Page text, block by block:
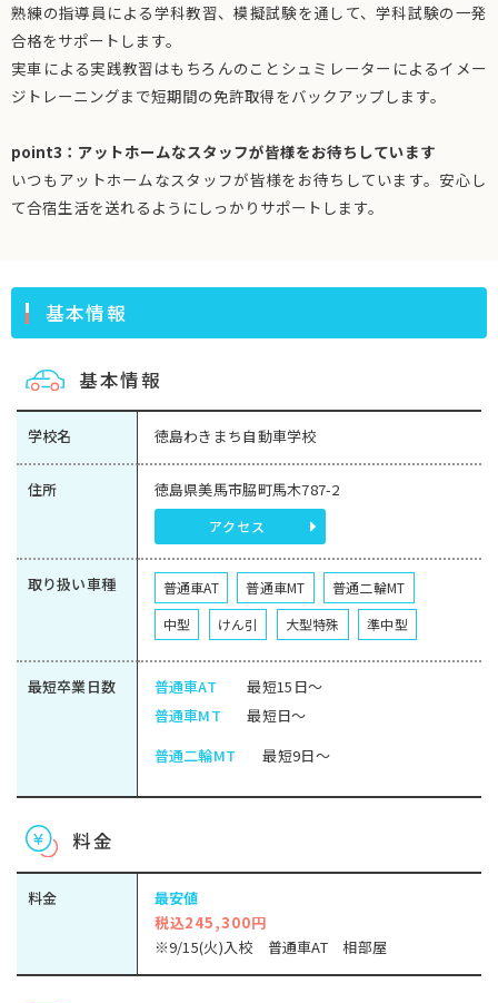
熟練の指導員による学科教習、模擬試験を通して、学科試験の一発
合格をサポートします。
実車による実践教習はもちろんのことシュミレーターによるイメー
ジトレーニングまで短期間の免許取得をバックアップします。
point3：アットホームなスタッフが皆様をお待ちしています
いつもアットホームなスタッフが皆様をお待ちしています。安心し
て合宿生活を送れるようにしっかりサポートします。
基本情報
基本情報
学校名 徳島わきまち自動車学校
住所 徳島県美馬市脇町馬木787-2
アクセス
取り扱い車種 普通車AT 普通車MT
普通二輪MT
中型
けん引 大型特殊 準中型
最短卒業日数 普通車AT
最短15日～
普通車MT
最短日～
普通二輪MT
最短9日～
料金
料金
最安値
税込245,300円
※9/15(火)入校 普通車AT 相部屋